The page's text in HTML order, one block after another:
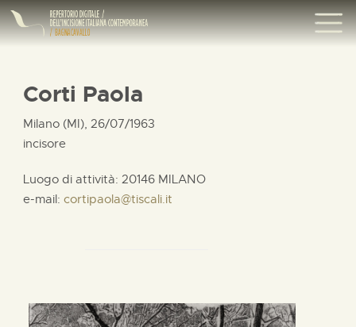
Corti Paola
Milano (MI), 26/07/1963
incisore
Luogo di attività: 20146 MILANO
e-mail: cortipaola@tiscali.it